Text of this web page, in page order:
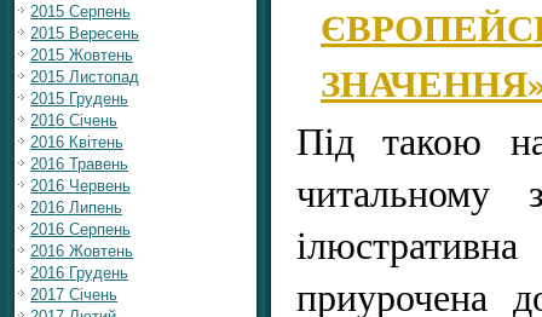
2015 Серпень
2015 Вересень
2015 Жовтень
2015 Листопад
2015 Грудень
2016 Січень
2016 Квітень
2016 Травень
2016 Червень
2016 Липень
2016 Серпень
2016 Жовтень
2016 Грудень
2017 Січень
Під такою
читальному
ілюстративна
приурочена